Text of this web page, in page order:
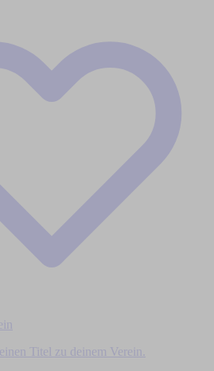
Titel zu deinem Verein.